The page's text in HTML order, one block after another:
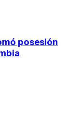
posesión